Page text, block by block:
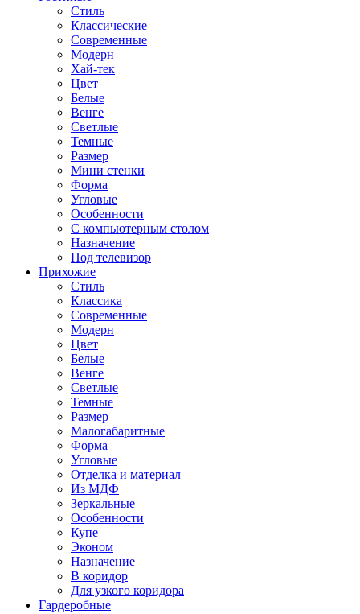
Стиль
Классические
Современные
Модерн
Хай-тек
Цвет
Белые
Венге
Светлые
Темные
Размер
Мини стенки
Форма
Угловые
Особенности
С компьютерным столом
Назначение
Под телевизор
Прихожие
Стиль
Классика
Современные
Модерн
Цвет
Белые
Венге
Светлые
Темные
Размер
Малогабаритные
Форма
Угловые
Отделка и материал
Из МДФ
Зеркальные
Особенности
Купе
Эконом
Назначение
В коридор
Для узкого коридора
Гардеробные